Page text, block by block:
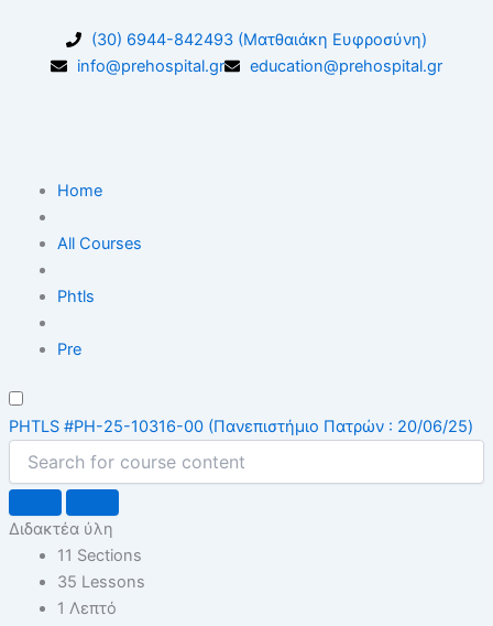
περιεχόμενο
(30) 6944-842493 (Ματθαιάκη Ευφροσύνη)
info@prehospital.gr
education@prehospital.gr
Home
All Courses
Phtls
Pre
PHTLS #PH-25-10316-00 (Πανεπιστήμιο Πατρών : 20/06/25)
Διδακτέα ύλη
11 Sections
35 Lessons
1 Λεπτό